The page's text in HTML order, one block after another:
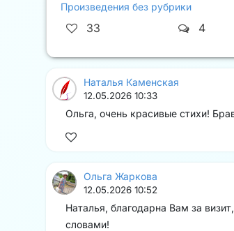
Произведения без рубрики
33 4
Наталья Каменская
12.05.2026 10:33
Ольга, очень красивые стихи!
Ольга Жаркова
12.05.2026 10:52
Наталья, благодарна Вам за
словами!